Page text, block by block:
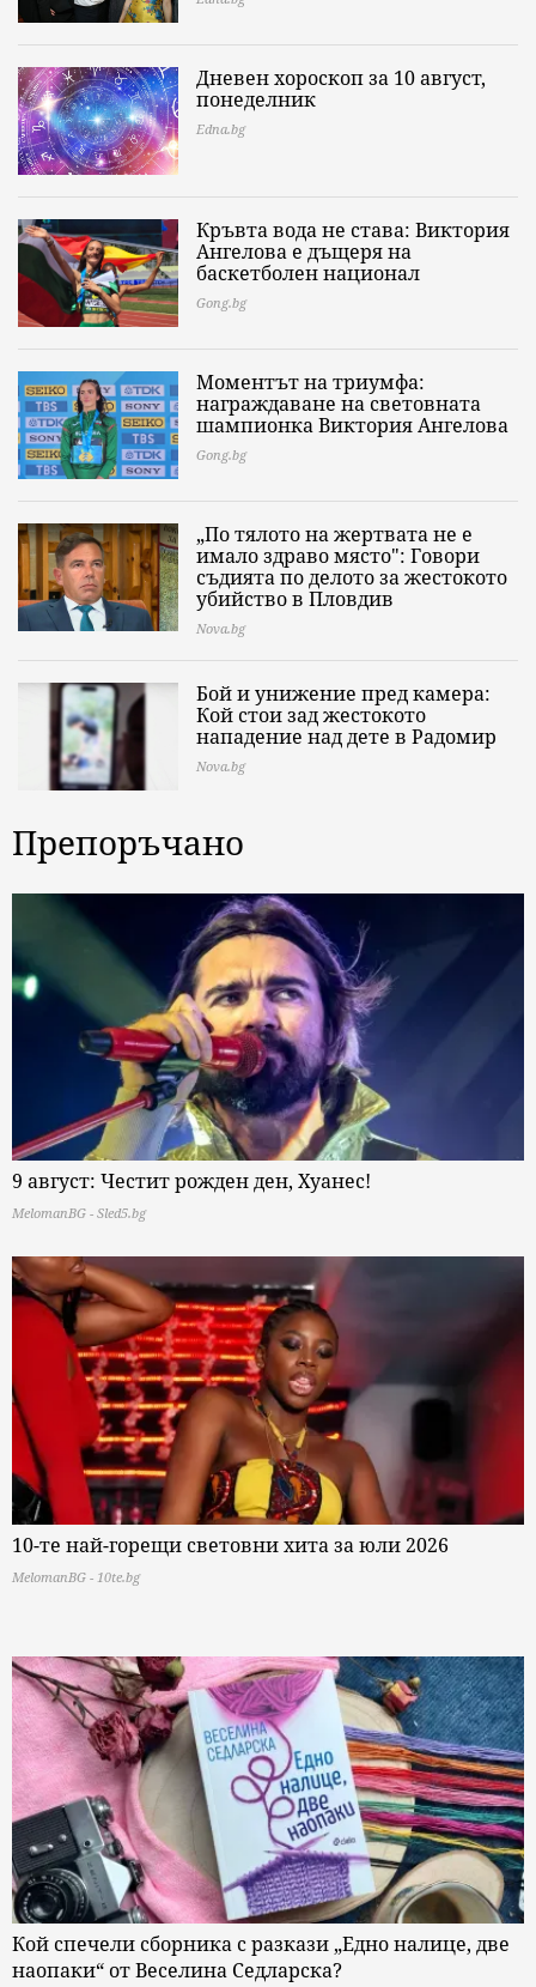
Дневен хороскоп за 10 август,
понеделник
Edna.bg
Кръвта вода не става: Виктория
Ангелова е дъщеря на
баскетболен национал
Gong.bg
Моментът на триумфа:
награждаване на световната
шампионка Виктория Ангелова
Gong.bg
„По тялото на жертвата не е
имало здраво място": Говори
съдията по делото за жестокото
убийство в Пловдив
Nova.bg
Бой и унижение пред камера:
Кой стои зад жестокото
нападение над дете в Радомир
Nova.bg
Препоръчано
9 август: Честит рожден ден, Хуанес!
MelomanBG - Sled5.bg
10-те най-горещи световни хита за юли 2026
MelomanBG - 10te.bg
Кой спечели сборника с разкази „Едно налице, две
наопаки“ от Веселина Седларска?